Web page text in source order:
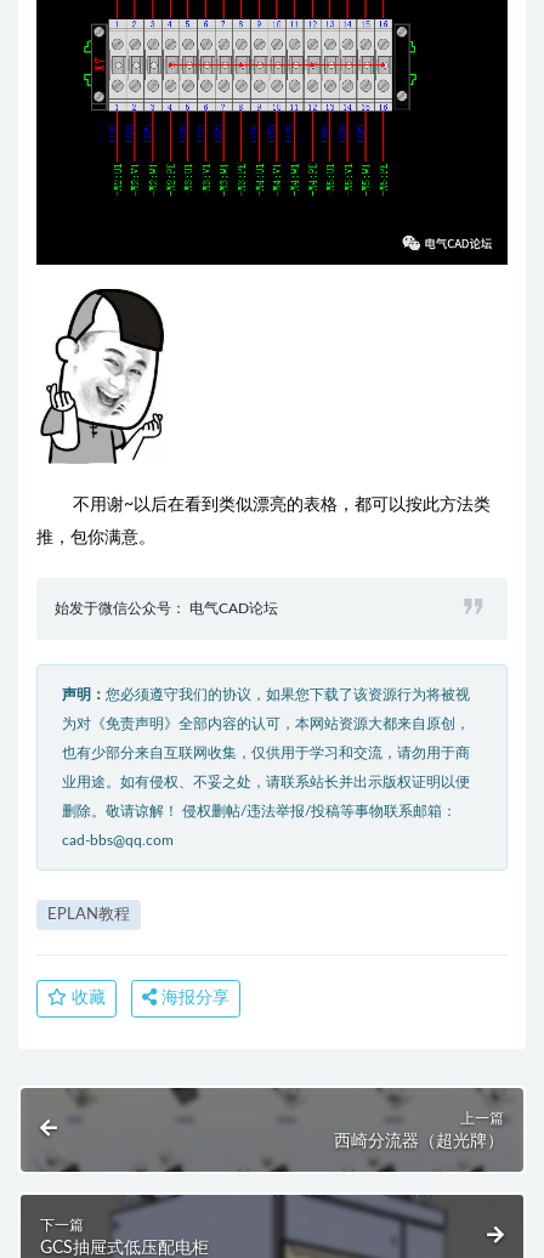
不用谢~以后在看到类似漂亮的表格，都可以按此方法类
推，包你满意。
始发于微信公众号： 电气CAD论坛
声明： 您必须遵守我们的协议，如果您下载了该资源行为将被视
为对《免责声明》全部内容的认可，本网站资源大都来自原创，
也有少部分来自互联网收集，仅供用于学习和交流，请勿用于商
业用途。如有侵权、不妥之处，请联系站长并出示版权证明以便
删除。敬请谅解！ 侵权删帖/违法举报/投稿等事物联系邮箱：
cad-bbs@qq.com
EPLAN教程
收藏 海报分享
上一篇
西崎分流器（超光牌）
下一篇
GCS抽屉式低压配电柜